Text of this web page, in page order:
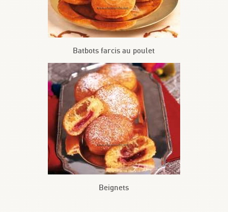
Batbots farcis au poulet
Beignets